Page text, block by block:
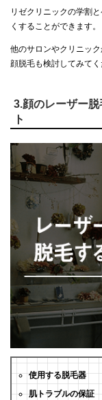
リゼクリニックの学割
くすることができます。
他のサロンやクリニッ
顔脱毛も検討してみてく
3.顔のレーザー
ト
使用する脱毛器
肌トラブルの保証